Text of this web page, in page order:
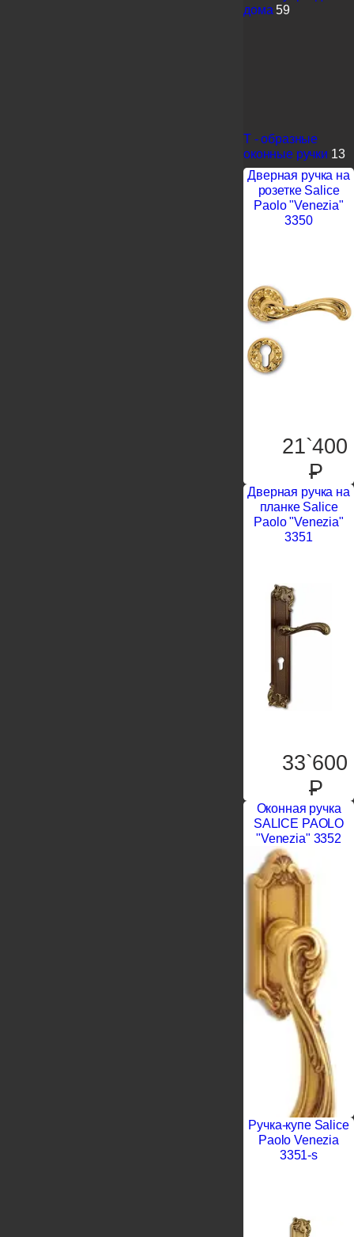
дома 59
Т - образные
оконные ручки 13
Дверная ручка на
розетке Salice
Paolo "Venezia"
3350
21`400
P
Дверная ручка на
планке Salice
Paolo "Venezia"
3351
33`600
P
Оконная ручка
SALICE PAOLO
"Venezia" 3352
Ручка-купе Salice
Paolo Venezia
3351-s